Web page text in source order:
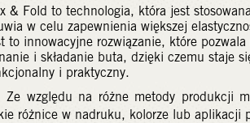
& Fold to technologia, która jest
w celu zapewnienia większej
to innowacyjne rozwiązanie, które pozwala
i składanie buta, dzięki czemu staje
i praktyczny.
Ze względu na różne metody produkcji
różnice w nadruku, kolorze lub aplikacji